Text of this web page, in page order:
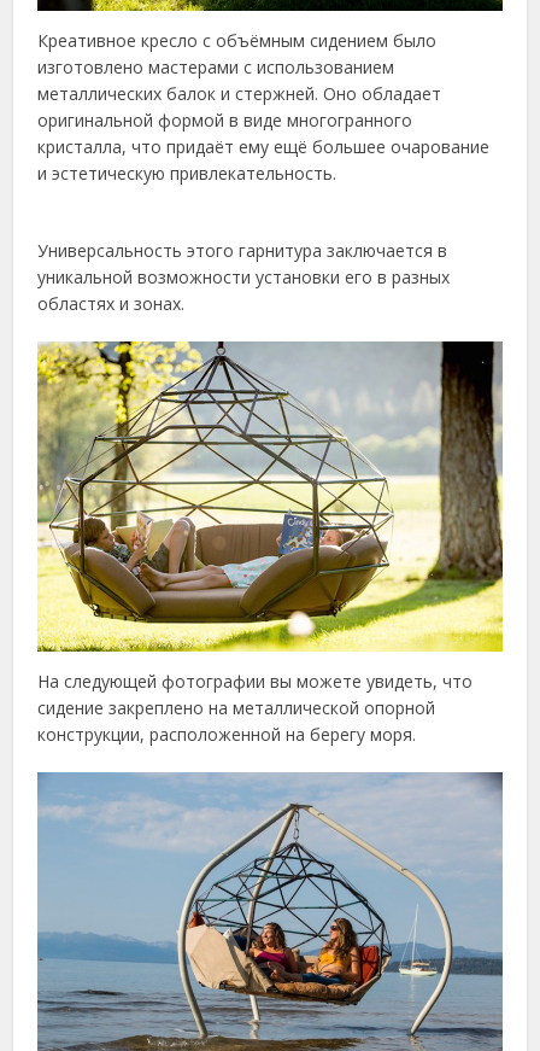
Креативное кресло с объёмным сидением было
изготовлено мастерами с использованием
металлических балок и стержней. Оно обладает
оригинальной формой в виде многогранного
кристалла, что придаёт ему ещё большее очарование
и эстетическую привлекательность.
Универсальность этого гарнитура заключается в
уникальной возможности установки его в разных
областях и зонах.
На следующей фотографии вы можете увидеть, что
сидение закреплено на металлической опорной
конструкции, расположенной на берегу моря.